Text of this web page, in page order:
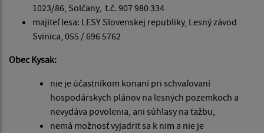
1023/86, Solčany, t.č. 907 980 334
majiteľ lesa: LESY Slovenskej republiky, Lesný závod
Svinica, 055 / 696 5762
Obec Kysak:
nie je účastníkom konaní pri schvaľovaní
hospodárskych plánov na lesných pozemkoch a
nevydáva povolenia, ani súhlasy na ťažbu,
nemá možnosť vyjadriť sa k nim a nie je